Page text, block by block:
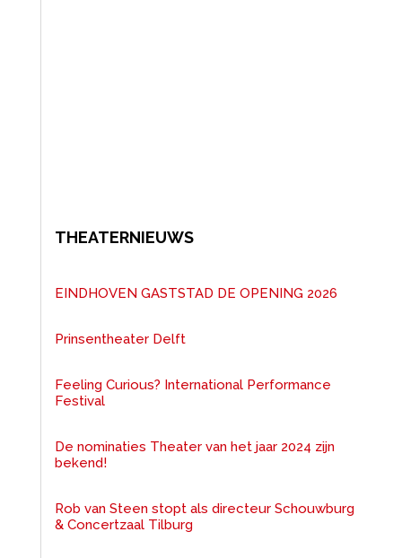
THEATERNIEUWS
EINDHOVEN GASTSTAD DE OPENING 2026
Prinsentheater Delft
Feeling Curious? International Performance
Festival
De nominaties Theater van het jaar 2024 zijn
bekend!
Rob van Steen stopt als directeur Schouwburg
& Concertzaal Tilburg